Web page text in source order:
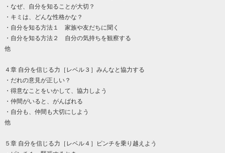
・なぜ、自分を知ることが大切？
・キミは、どんな性格かな？
・自分を知る方法１ 家族や友だちに聞く
・自分を知る方法２ 自分の気持ちを観察する
他
４章 自分を信じる力［レベル３］みんなと協力する
・だれの意見が正しい？
・得意なことをいかして、協力しよう
・仲間がいると、がんばれる
・自分も、仲間も大切にしよう
他
５章 自分を信じる力［レベル４］ピンチを乗り越えよう